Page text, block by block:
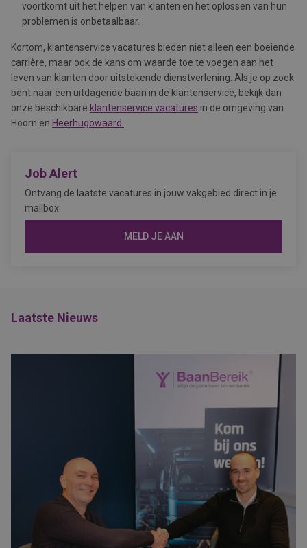
voortkomt uit het helpen van klanten en het oplossen van hun
problemen is onbetaalbaar.
Kortom, klantenservice vacatures bieden niet alleen een boeiende
carrière, maar ook de kans om waarde toe te voegen aan het
leven van klanten door uitstekende dienstverlening. Als je op zoek
bent naar een uitdagende baan in de klantenservice, bekijk dan
onze beschikbare klantenservice vacatures in de omgeving van
Hoorn en Heerhugowaard.
Job Alert
Ontvang de laatste vacatures in jouw vakgebied direct in je
mailbox.
MELD JE AAN
Laatste Nieuws